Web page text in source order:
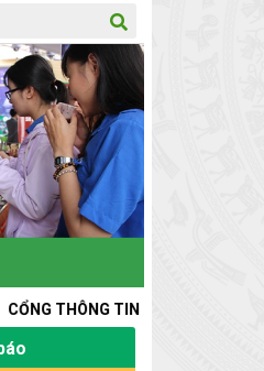
TIN KHỞI NGHIỆP ĐỔI MỚI
chưa có sự
giá trị nông
nghệ mới,
Lắk đến bạn
tế
lãm